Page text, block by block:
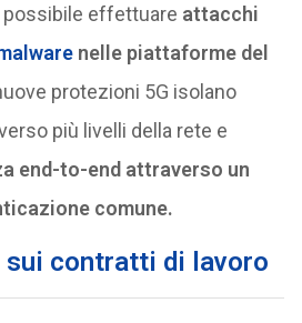
possibile effettuare attacchi
nelle piattaforme del
protezioni 5G isolano
più livelli della rete e
end-to-end attraverso un
comune.
sui contratti di lavoro